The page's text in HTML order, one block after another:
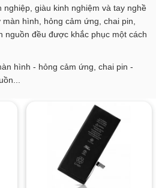
nghiệp, giàu kinh nghiệm và tay nghề
hình, hỏng cảm ứng, chai pin,
nguồn đều được khắc phục một cách
hình - hỏng cảm ứng, chai pin -